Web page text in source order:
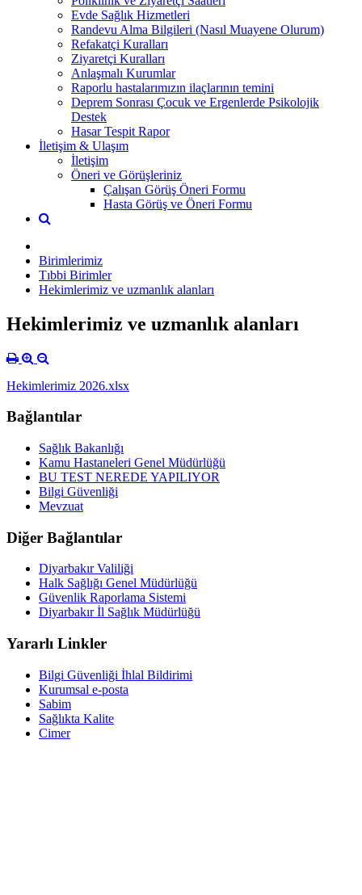
Evde Sağlık Hizmetleri
Randevu Alma Bilgileri (Nasıl Muayene Olurum)
Refakatçi Kuralları
Ziyaretçi Kuralları
Anlaşmalı Kurumlar
Raporlu hastalarımızın ilaçlarının temini
Deprem Sonrası Çocuk ve Ergenlerde Psikolojik
Destek
Hasar Tespit Rapor
İletişim & Ulaşım
İletişim
Öneri ve Görüşleriniz
Çalışan Görüş Öneri Formu
Hasta Görüş ve Öneri Formu
Birimlerimiz
Tıbbi Birimler
Hekimlerimiz ve uzmanlık alanları
Hekimlerimiz ve uzmanlık alanları
Hekimlerimiz 2026.xlsx
Bağlantılar
Sağlık Bakanlığı
Kamu Hastaneleri Genel Müdürlüğü
BU TEST NEREDE YAPILIYOR
Bilgi Güvenliği
Mevzuat
Diğer Bağlantılar
Diyarbakır Valiliği
Halk Sağlığı Genel Müdürlüğü
Güvenlik Raporlama Sistemi
Diyarbakır İl Sağlık Müdürlüğü
Yararlı Linkler
Bilgi Güvenliği İhlal Bildirimi
Kurumsal e-posta
Sabim
Sağlıkta Kalite
Cimer